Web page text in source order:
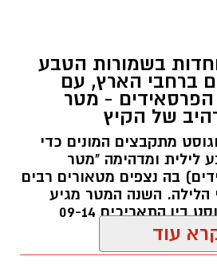
בשמורות הטבע
ברחבי הארץ, עם
- מטר
של הקיץ
מתקבצים המונים כדי
לילית ומדהימה "מטר
בה נצפים מטאורים רבים
השנה המטר מגיע
לשיאו באמצע אוגוסט בין התאריכים 09-14
עוד